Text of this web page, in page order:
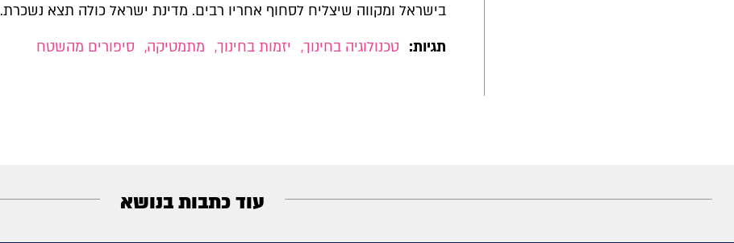
בישראל ומקווה שיצליח לסחוף אחריו רבים. מדינת ישראל כולה תצא נשכרת.
תגיות:
טכנולוגיה בחינוך, יזמות בחינוך, מתמטיקה, סיפורים מהשטח
עוד כתבות בנושא